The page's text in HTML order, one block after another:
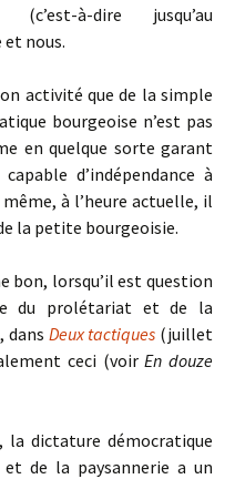
à-dire jusqu’au
nous.
activité que de la simple
bourgeoise n’est pas
en quelque sorte garant
d’indépendance à
à l’heure actuelle, il
la petite bourgeoisie.
bon, lorsqu’il est question
du prolétariat et de la
dans Deux tactiques (juillet
ceci (voirEn douze
dictature démocratique
de la paysannerie a un